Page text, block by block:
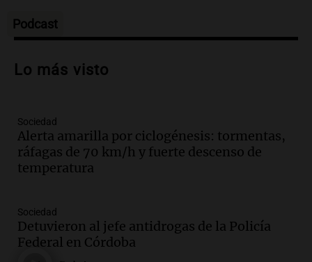
Episodios
Audio.Preparativos para la feria en La
de apertura
Audio.
lluvias, senadores manifiestan
oposición a ley de tierras
Panorama Federal
Audio.
centro de esquí Penitentes Park tras
siete años de cierre por falta de nieve
Podcast
Lo más visto
Sociedad
Alerta amarilla por ciclogénesis: tormentas,
ráfagas de 70 km/h y fuerte descenso de
temperatura
Sociedad
Detuvieron al jefe antidrogas de la Policía
Federal en Córdoba